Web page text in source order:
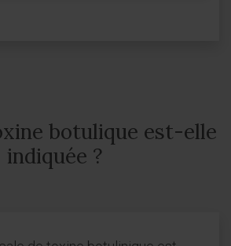
botulique est-elle
indiquée ?